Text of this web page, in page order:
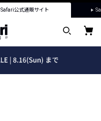
Safari公式通販サイト